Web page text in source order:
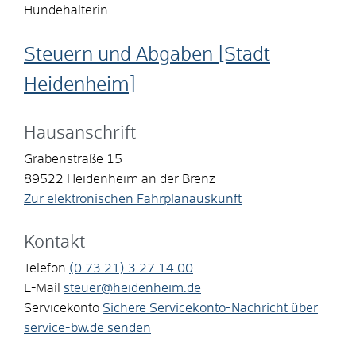
Hundehalterin
Steuern und Abgaben [Stadt
Heidenheim]
Hausanschrift
Grabenstraße 15
89522 Heidenheim an der Brenz
Zur elektronischen Fahrplanauskunft
Kontakt
Telefon (0 73 21) 3 27 14 00
E-Mail steuer@heidenheim.de
Servicekonto Sichere Servicekonto-Nachricht über
service-bw.de senden